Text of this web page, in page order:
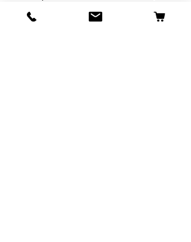
חלב עיזים לעיכול קל, ירקות עשירים
בנוגדי חמצון (כמו דלעת